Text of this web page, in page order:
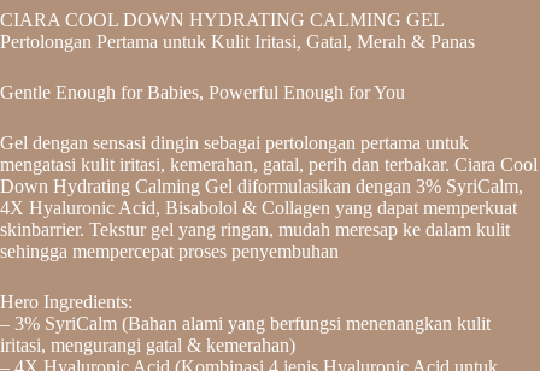
CIARA COOL DOWN HYDRATING CALMING GEL
Pertolongan Pertama untuk Kulit Iritasi, Gatal, Merah & Panas
Gentle Enough for Babies, Powerful Enough for You
Gel dengan sensasi dingin sebagai pertolongan pertama untuk
mengatasi kulit iritasi, kemerahan, gatal, perih dan terbakar. Ciara Cool
Down Hydrating Calming Gel diformulasikan dengan 3% SyriCalm,
4X Hyaluronic Acid, Bisabolol & Collagen yang dapat memperkuat
skinbarrier. Tekstur gel yang ringan, mudah meresap ke dalam kulit
sehingga mempercepat proses penyembuhan
Hero Ingredients:
– 3% SyriCalm (Bahan alami yang berfungsi menenangkan kulit
iritasi, mengurangi gatal & kemerahan)
– 4X Hyaluronic Acid (Kombinasi 4 jenis Hyaluronic Acid untuk